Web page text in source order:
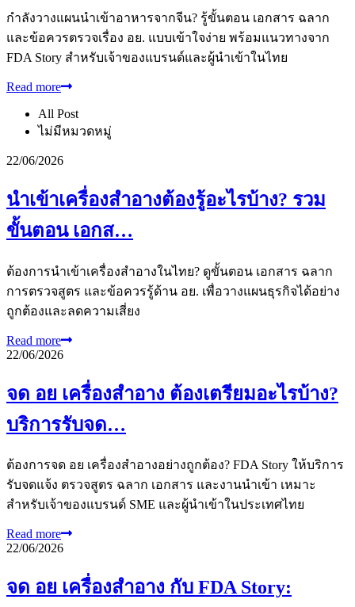
กำลังวางแผนนำเข้าอาหารจากจีน? รู้ขั้นตอน เอกสาร ฉลาก
และข้อควรตรวจเรื่อง อย. แบบเข้าใจง่าย พร้อมแนวทางจาก
FDA Story สำหรับเจ้าของแบรนด์และผู้นำเข้าในไทย
Read more
All Post
ไม่มีหมวดหมู่
22/06/2026
นำเข้าเครื่องสำอางต้องรู้อะไรบ้าง? รวม
ขั้นตอน เอกส…
ต้องการนำเข้าเครื่องสำอางในไทย? ดูขั้นตอน เอกสาร ฉลาก
การตรวจสูตร และข้อควรรู้ด้าน อย. เพื่อวางแผนธุรกิจได้อย่าง
ถูกต้องและลดความเสี่ยง
Read more
22/06/2026
จด อย เครื่องสำอาง ต้องเตรียมอะไรบ้าง?
บริการรับจด…
ต้องการจด อย เครื่องสำอางอย่างถูกต้อง? FDA Story ให้บริการ
รับจดแจ้ง ตรวจสูตร ฉลาก เอกสาร และงานนำเข้า เหมาะ
สำหรับเจ้าของแบรนด์ SME และผู้นำเข้าในประเทศไทย
Read more
22/06/2026
จด อย เครื่องสำอาง กับ FDA Story: